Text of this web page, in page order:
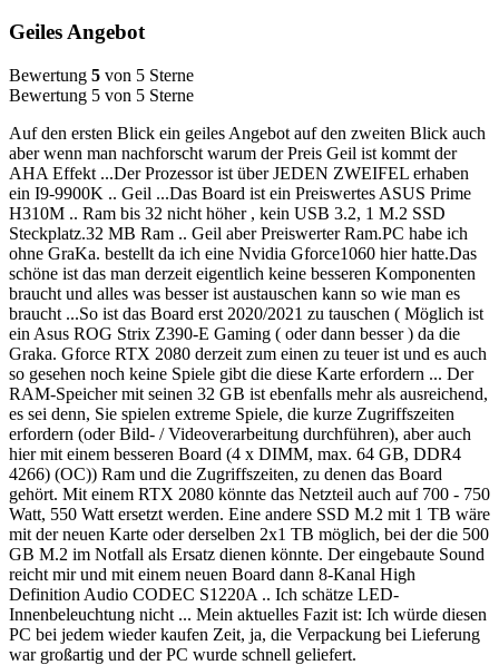
Geiles Angebot
Bewertung 5 von 5 Sterne
Bewertung 5 von 5 Sterne
Auf den ersten Blick ein geiles Angebot auf den zweiten Blick auch
aber wenn man nachforscht warum der Preis Geil ist kommt der
AHA Effekt ...Der Prozessor ist über JEDEN ZWEIFEL erhaben
ein I9-9900K .. Geil ...Das Board ist ein Preiswertes ASUS Prime
H310M .. Ram bis 32 nicht höher , kein USB 3.2, 1 M.2 SSD
Steckplatz.32 MB Ram .. Geil aber Preiswerter Ram.PC habe ich
ohne GraKa. bestellt da ich eine Nvidia Gforce1060 hier hatte.Das
schöne ist das man derzeit eigentlich keine besseren Komponenten
braucht und alles was besser ist austauschen kann so wie man es
braucht ...So ist das Board erst 2020/2021 zu tauschen ( Möglich ist
ein Asus ROG Strix Z390-E Gaming ( oder dann besser ) da die
Graka. Gforce RTX 2080 derzeit zum einen zu teuer ist und es auch
so gesehen noch keine Spiele gibt die diese Karte erfordern ... Der
RAM-Speicher mit seinen 32 GB ist ebenfalls mehr als ausreichend,
es sei denn, Sie spielen extreme Spiele, die kurze Zugriffszeiten
erfordern (oder Bild- / Videoverarbeitung durchführen), aber auch
hier mit einem besseren Board (4 x DIMM, max. 64 GB, DDR4
4266) (OC)) Ram und die Zugriffszeiten, zu denen das Board
gehört. Mit einem RTX 2080 könnte das Netzteil auch auf 700 - 750
Watt, 550 Watt ersetzt werden. Eine andere SSD M.2 mit 1 TB wäre
mit der neuen Karte oder derselben 2x1 TB möglich, bei der die 500
GB M.2 im Notfall als Ersatz dienen könnte. Der eingebaute Sound
reicht mir und mit einem neuen Board dann 8-Kanal High
Definition Audio CODEC S1220A .. Ich schätze LED-
Innenbeleuchtung nicht ... Mein aktuelles Fazit ist: Ich würde diesen
PC bei jedem wieder kaufen Zeit, ja, die Verpackung bei Lieferung
war großartig und der PC wurde schnell geliefert.